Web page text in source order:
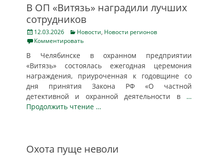
В ОП «Витязь» наградили лучших
сотрудников
Posted
on
12.03.2026 Categories
Новости, Новости регионов
Комментировать
В Челябинске в охранном предприятии
«Витязь» состоялась ежегодная церемония
награждения, приуроченная к годовщине со
дня принятия Закона РФ «О частной
детективной и охранной деятельности в …
Продолжить чтение …
Охота пуще неволи